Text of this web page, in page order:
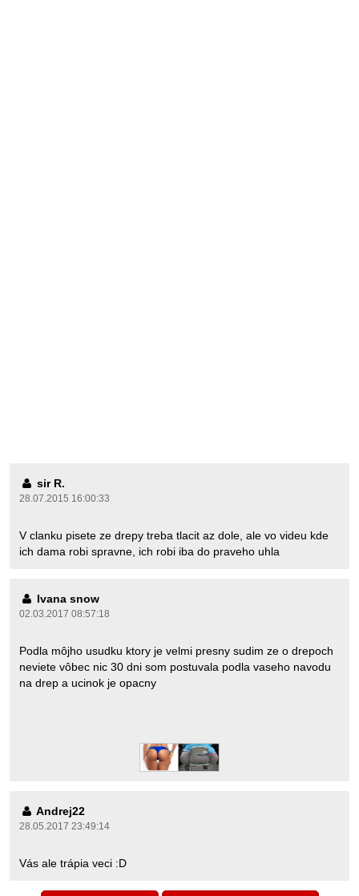
sir R.
28.07.2015 16:00:33
V clanku pisete ze drepy treba tlacit az dole, ale vo videu kde
ich dama robi spravne, ich robi iba do praveho uhla
Ivana snow
02.03.2017 08:57:18
Podla môjho usudku ktory je velmi presny sudim ze o drepoch
neviete vôbec nic 30 dni som postuvala podla vaseho navodu
na drep a ucinok je opacny
Andrej22
28.05.2017 23:49:14
Vás ale trápia veci :D